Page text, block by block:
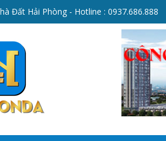
Đất Hải Phòng - Hotline : 0937.686.888